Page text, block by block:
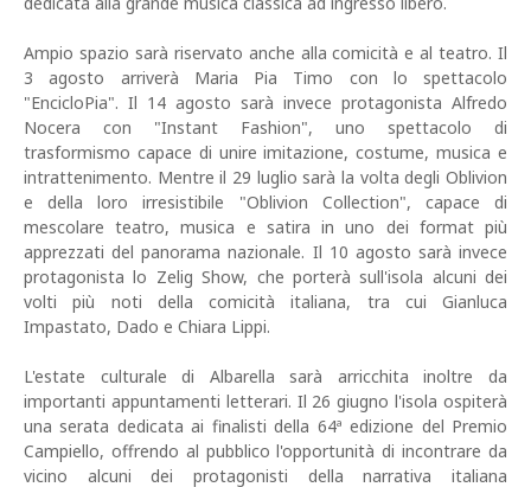
Ampio spazio sarà riservato anche alla comicità e al teatro. Il
3 agosto arriverà Maria Pia Timo con lo spettacolo
"EncicloPia". Il 14 agosto sarà invece protagonista Alfredo
Nocera con "Instant Fashion", uno spettacolo di
trasformismo capace di unire imitazione, costume, musica e
intrattenimento. Mentre il 29 luglio sarà la volta degli Oblivion
e della loro irresistibile "Oblivion Collection", capace di
mescolare teatro, musica e satira in uno dei format più
apprezzati del panorama nazionale. Il 10 agosto sarà invece
protagonista lo Zelig Show, che porterà sull'isola alcuni dei
volti più noti della comicità italiana, tra cui Gianluca
Impastato, Dado e Chiara Lippi.
L'estate culturale di Albarella sarà arricchita inoltre da
importanti appuntamenti letterari. Il 26 giugno l'isola ospiterà
una serata dedicata ai finalisti della 64ª edizione del Premio
Campiello, offrendo al pubblico l'opportunità di incontrare da
vicino alcuni dei protagonisti della narrativa italiana